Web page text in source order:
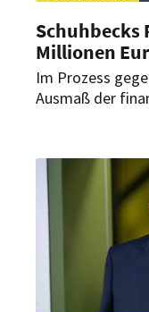
Schuhbecks
Millionen
Im Prozess
Ausmaß der